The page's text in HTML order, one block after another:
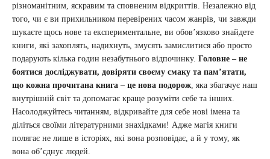
різноманітним, яскравим та сповненим відкриттів. Незалежно від
того, чи є ви прихильником перевірених часом жанрів, чи завжди
шукаєте щось нове та експериментальне, ви обов’язково знайдете
книги, які захоплять, надихнуть, змусять замислитися або просто
подарують кілька годин незабутнього відпочинку. Головне – не
боятися досліджувати, довіряти своєму смаку та пам’ятати,
що кожна прочитана книга – це нова подорож , яка збагачує наш
внутрішній світ та допомагає краще розуміти себе та інших.
Насолоджуйтесь читанням, відкривайте для себе нові імена та
діліться своїми літературними знахідками! Адже магія книги
полягає не лише в історіях, які вона розповідає, а й у тому, як
вона об’єднує людей.